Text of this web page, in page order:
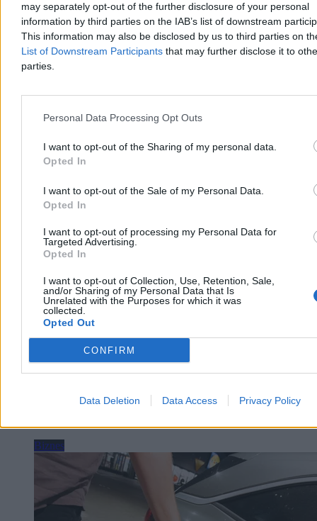
may separately opt-out of the further disclosure of your personal
information by third parties on the IAB’s list of downstream
This information may also be disclosed by us to third parties on
List of Downstream Participants that may further disclose it to
parties.
Personal Data Processing Opt Outs
I want to opt-out of the Sharing of my personal data.
Opted In
I want to opt-out of the Sale of my Personal Data.
Opted In
I want to opt-out of processing my Personal Data for
Targeted Advertising.
Opted In
I want to opt-out of Collection, Use, Retention, Sale,
and/or Sharing of my Personal Data that Is
Unrelated with the Purposes for which it was
collected.
Opted Out
CONFIRM
Data Deletion Data Access Privacy Policy
Biznes
„Kraj węgla odkrywa OZE”. Niemcy cieszą się ze
zmian w Polsce, martwi ich prezydent
Niemiecki dziennik „Frankfurter Allgemeine Zeitung” z
zadowoleniem stwierdza, że Polska coraz mocniej zwraca się ku
odnawialnym źródłom energii: energetyce wiatrowej i słonecznej.
Niepokój autora tekstu budzi natomiast to, że część inicjatyw rządu
w zakresie polityki klimatycznej napotyka opór ze strony prezydenta
Karola Nawrockiego.
Katarzyna Dybińska
Biznes